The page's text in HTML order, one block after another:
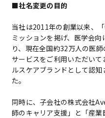
■社名変更の目的
当社は2011年の創業以来、
ミッションを掲げ、医学会
り、現在全国約32万人の医
サービスをご利用いただい
ルスケアブランドとして認
た。
同時に、子会社の株式会社
師のキャリア支援」と「産